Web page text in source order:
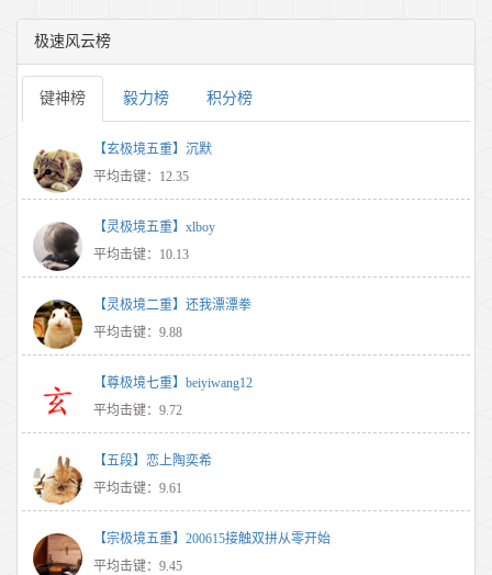
极速风云榜
键神榜 毅力榜 积分榜
【玄极境五重】沉默
平均击键：12.35
【灵极境五重】xlboy
平均击键：10.13
【灵极境二重】还我漂漂拳
平均击键：9.88
【尊极境七重】beiyiwang12
平均击键：9.72
【五段】恋上陶奕希
平均击键：9.61
【宗极境五重】200615接触双拼从零开始
平均击键：9.45